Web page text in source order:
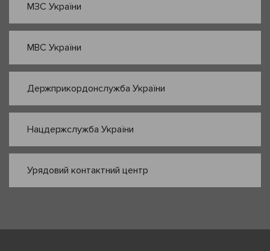
МЗС України
МВС України
Держприкордонслужба України
Нацдержслужба України
Урядовий контактний центр